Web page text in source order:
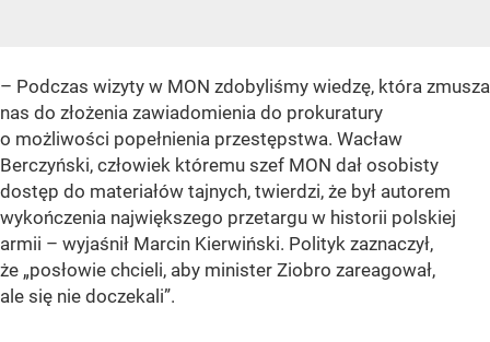
– Podczas wizyty w MON zdobyliśmy wiedzę, która zmusza
nas do złożenia zawiadomienia do prokuratury
o możliwości popełnienia przestępstwa. Wacław
Berczyński, człowiek któremu szef MON dał osobisty
dostęp do materiałów tajnych, twierdzi, że był autorem
wykończenia największego przetargu w historii polskiej
armii – wyjaśnił Marcin Kierwiński. Polityk zaznaczył,
że „posłowie chcieli, aby minister Ziobro zareagował,
ale się nie doczekali”.